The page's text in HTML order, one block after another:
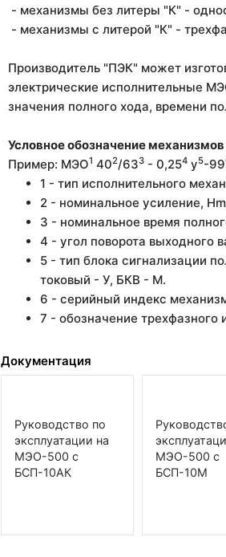
- механизмы без литеры "К" -
- механизмы с литерой "К" -
Производитель "ПЭК" может
электрические исполнительные
значения полного хода, времени
Условное обозначение механизмов
Пример: МЭО1 402/633 - 0,254 у5-99
1 - тип исполнительного
2 - номинальное усиление,
3 - номинальное время
4 - угол поворота выходного
5 - тип блока сигнализации
токовый - У, БКВ - М.
6 - серийный индекс
7 - обозначение трехфазного
Документация
Руководство по
эксплуатации на
МЭО-500 с
БСП-10АК
МЭО-500 с
БСП-10М